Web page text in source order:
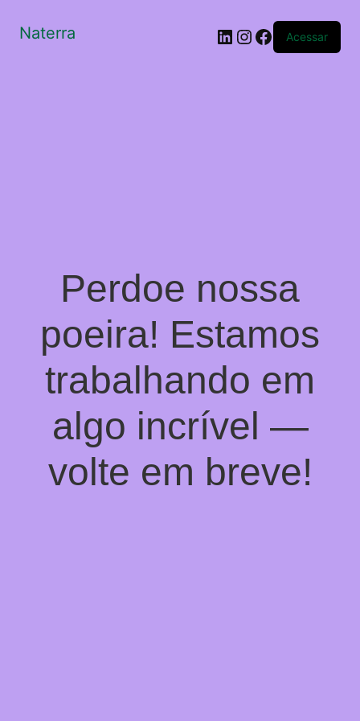
Naterra LinkedIn
Instagram
Facebook
Acessar
Perdoe nossa
poeira! Estamos
trabalhando em
algo incrível —
volte em breve!